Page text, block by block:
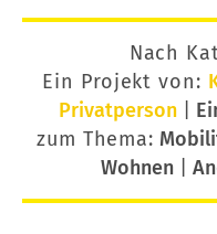
Nach
Ein Projekt von:
Privatperson|
zum Thema:
Wohnen|